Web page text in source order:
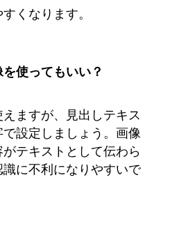
くなります。
使ってもいい？
ますが、見出しテキス
で設定しましょう。画像
テキストとして伝わら
に不利になりやすいで